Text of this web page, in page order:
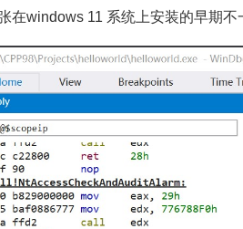
在windows 11 系统上安装的早期